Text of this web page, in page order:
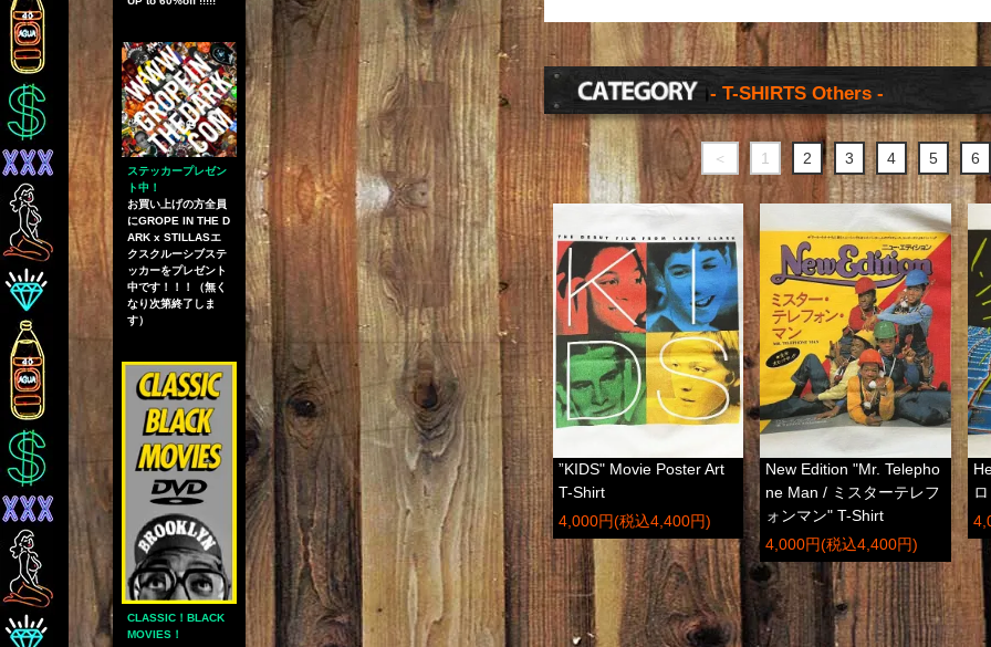
ステッカープレゼン
ト中！
お買い上げの方全員
にGROPE IN THE D
ARK x STILLASエ
クスクルーシブステ
ッカーをプレゼント
中です！！！（無く
なり次第終了しま
す）
CLASSIC！BLACK
MOVIES！
- T-SHIRTS Others -
＜ 1 2 3 4 5 6
”KIDS" Movie Poster Art
T-Shirt
4,000円(税込4,400円)
New Edition "Mr. Telepho
ne Man / ミスターテレフ
ォンマン" T-Shirt
4,000円(税込4,400円)